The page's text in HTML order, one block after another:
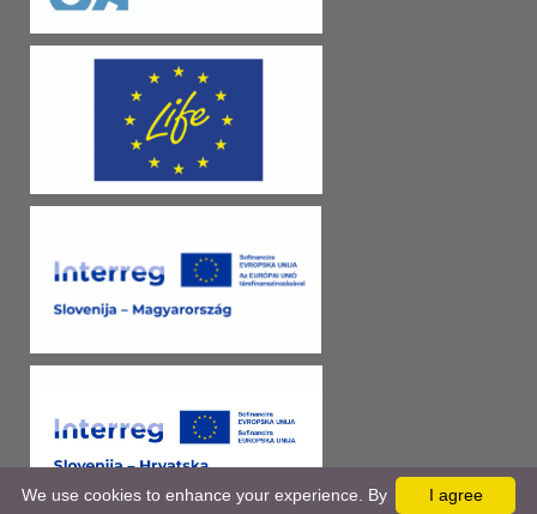
I agree
We use cookies to enhance your experience. By